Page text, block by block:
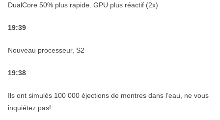
DualCore 50% plus rapide. GPU plus réactif (2x)
19:39
Nouveau processeur, S2
19:38
Ils ont simulés 100 000 éjections de montres dans l’eau, ne vous
inquiétez pas!